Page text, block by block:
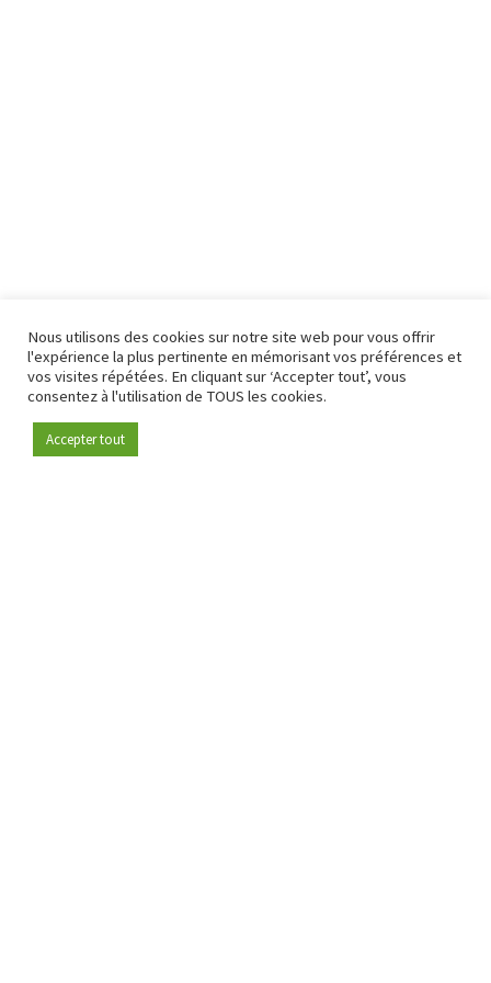
Devenez membre
Nous utilisons des cookies sur notre site web pour vous offrir
l'expérience la plus pertinente en mémorisant vos préférences et
vos visites répétées. En cliquant sur ‘Accepter tout’, vous
consentez à l'utilisation de TOUS les cookies.
Accepter tout